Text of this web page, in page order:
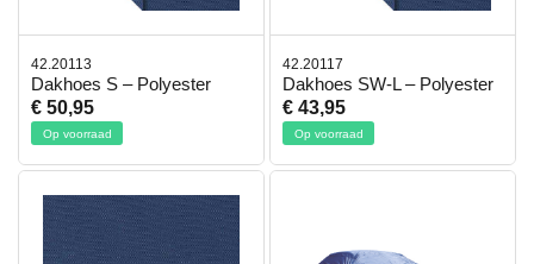
42.20113
Dakhoes S – Polyester
€ 50,95
Op voorraad
42.20117
Dakhoes SW-L – Polyester
€ 43,95
Op voorraad